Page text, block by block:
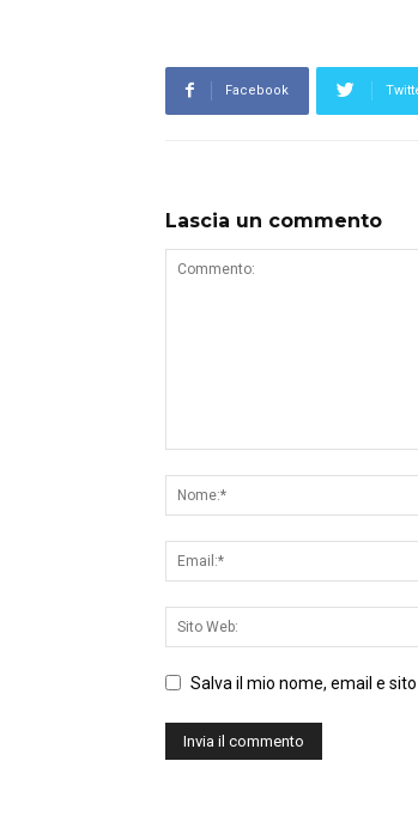
Facebook
Lascia un commento
Salva il mio nome, email e